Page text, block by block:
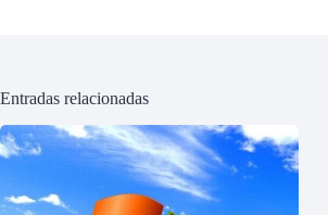
Entradas relacionadas